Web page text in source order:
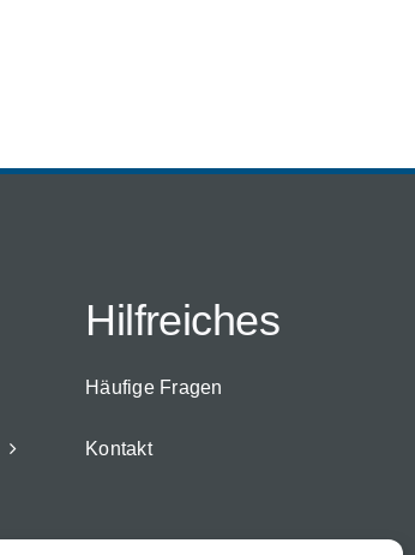
Hilfreiches
Häufige Fragen
Kontakt